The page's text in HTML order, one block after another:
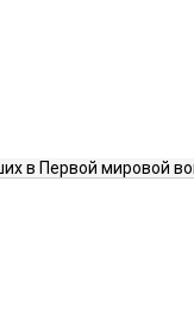
в Первой мировой